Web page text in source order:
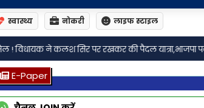
स्वास्थ्य नोकरी लाइफ स्टाइल
पैदल यात्रा,भाजपा पदाधिकारी हुए शामिल•
E-Paper